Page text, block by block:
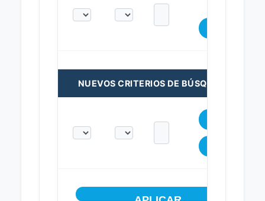
NUEVOS CRITERIOS DE BÚSQUEDA: